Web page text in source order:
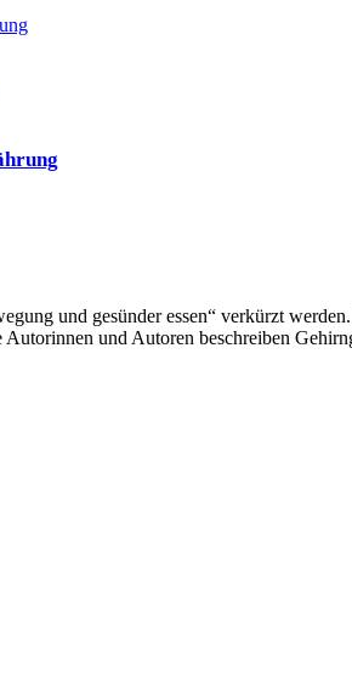
und gesünder essen“ verkürzt
und Autoren beschreiben